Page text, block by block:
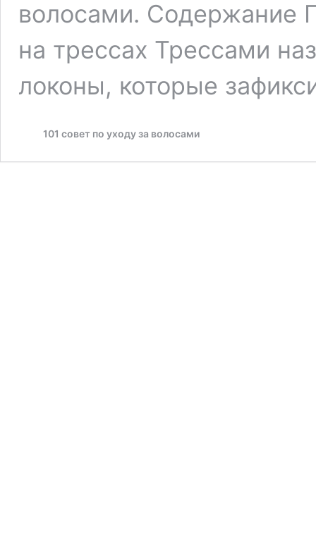
волосами. Содержание
на трессах Трессами
локоны, которые
101 совет по уходу за волосами